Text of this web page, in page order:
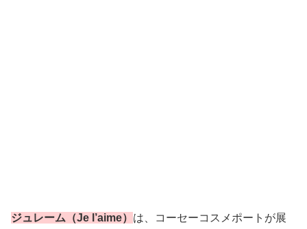
ジュレーム（Je l’aime） は、コーセーコスメポートが展